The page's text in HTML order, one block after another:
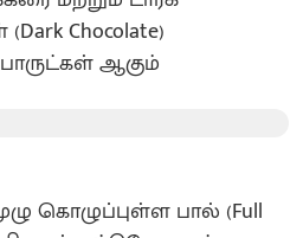
Chocolate)
ஆகும்
கொழுப்புள்ள பால் (Full